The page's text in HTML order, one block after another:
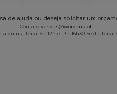
de ajuda ou deseja solicitar um
Contatovendas@wordans.pt
a quinta-feira: 9h-12h e 13h-16h30 Sexta-feira: